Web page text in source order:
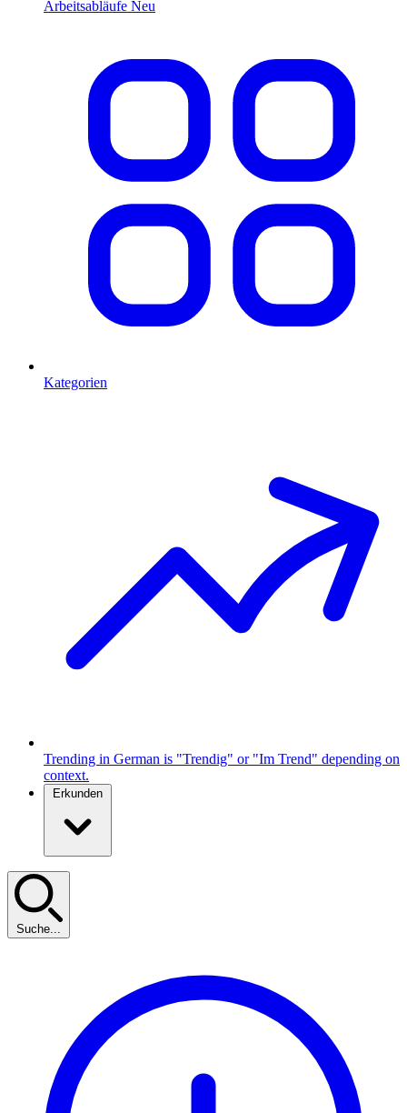
Arbeitsabläufe Neu
Kategorien
Trending in German is "Trendig" or "Im Trend" depending on
context.
Erkunden
Suche...